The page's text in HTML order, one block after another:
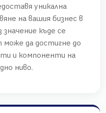
уникална
на вашия бизнес в
къде се
да достигне до
и компоненти на
ниво.